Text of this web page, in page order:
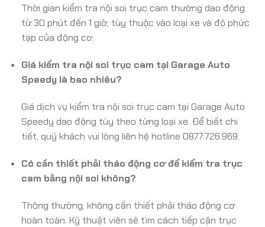
Thời gian kiểm tra nội soi trục cam thường dao động
từ 30 phút đến 1 giờ, tùy thuộc vào loại xe và độ phức
tạp của động cơ.
Giá kiểm tra nội soi trục cam tại Garage Auto
Speedy là bao nhiêu?
Giá dịch vụ kiểm tra nội soi trục cam tại Garage Auto
Speedy dao động tùy theo từng loại xe. Để biết chi
tiết, quý khách vui lòng liên hệ hotline 0877.726.969.
Có cần thiết phải tháo động cơ để kiểm tra trục
cam bằng nội soi không?
Thông thường, không cần thiết phải tháo động cơ
hoàn toàn. Kỹ thuật viên sẽ tìm cách tiếp cận trục